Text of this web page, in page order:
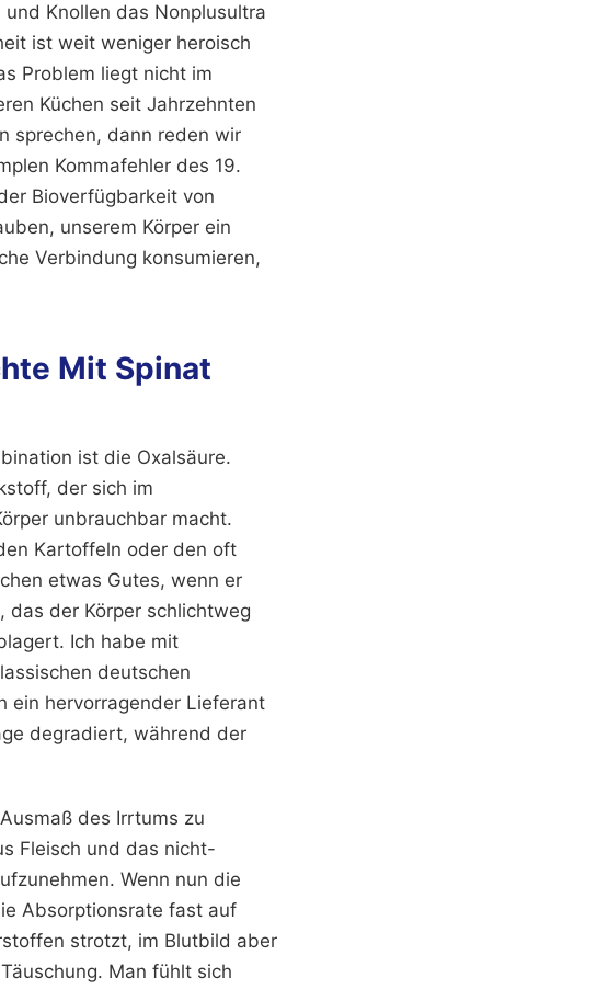
Knollen das Nonplusultra
ist weit weniger heroisch
Problem liegt nicht im
Küchen seit Jahrzehnten
sprechen, dann reden wir
Kommafehler des 19.
Bioverfügbarkeit von
unserem Körper ein
Verbindung konsumieren,
Mit Spinat
ist die Oxalsäure.
der sich im
unbrauchbar macht.
Kartoffeln oder den oft
etwas Gutes, wenn er
das der Körper schlichtweg
Ich habe mit
deutschen
ein hervorragender Lieferant
degradiert, während der
des Irrtums zu
Fleisch und das nicht-
Wenn nun die
Absorptionsrate fast auf
strotzt, im Blutbild aber
Man fühlt sich